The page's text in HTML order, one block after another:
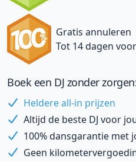
Gratis annuleren
Tot 14 dagen
Boek een DJ zonder
Heldere all-in prijzen
Altijd de beste DJ voor
100% dansgarantie met
Geen